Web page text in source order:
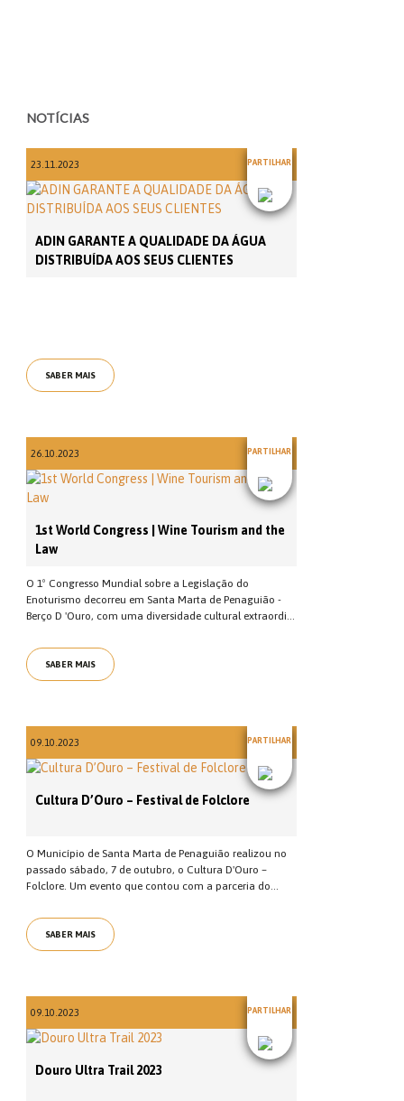
NOTÍCIAS
23.11.2023 PARTILHAR
ADIN GARANTE A QUALIDADE DA ÁGUA
DISTRIBUÍDA AOS SEUS CLIENTES
SABER MAIS
26.10.2023 PARTILHAR
1st World Congress | Wine Tourism and the
Law
O 1º Congresso Mundial sobre a Legislação do
Enoturismo decorreu em Santa Marta de Penaguião -
Berço D 'Ouro, com uma diversidade cultural extraordi...
SABER MAIS
09.10.2023 PARTILHAR
Cultura D’Ouro – Festival de Folclore
O Município de Santa Marta de Penaguião realizou no
passado sábado, 7 de outubro, o Cultura D'Ouro –
Folclore. Um evento que contou com a parceria do...
SABER MAIS
09.10.2023 PARTILHAR
Douro Ultra Trail 2023